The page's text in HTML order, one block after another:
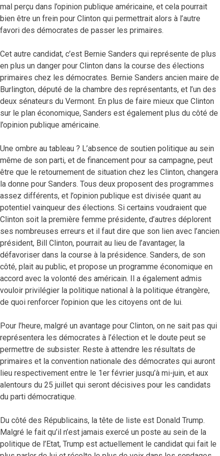
mal perçu dans l’opinion publique américaine, et cela pourrait
bien être un frein pour Clinton qui permettrait alors à l’autre
favori des démocrates de passer les primaires.
Cet autre candidat, c’est Bernie Sanders qui représente de plus
en plus un danger pour Clinton dans la course des élections
primaires chez les démocrates. Bernie Sanders ancien maire de
Burlington, député de la chambre des représentants, et l’un des
deux sénateurs du Vermont. En plus de faire mieux que Clinton
sur le plan économique, Sanders est également plus du côté de
l’opinion publique américaine.
Une ombre au tableau ? L’absence de soutien politique au sein
même de son parti, et de financement pour sa campagne, peut
être que le retournement de situation chez les Clinton, changera
la donne pour Sanders. Tous deux proposent des programmes
assez différents, et l’opinion publique est divisée quant au
potentiel vainqueur des élections. Si certains voudraient que
Clinton soit la première femme présidente, d’autres déplorent
ses nombreuses erreurs et il faut dire que son lien avec l’ancien
président, Bill Clinton, pourrait au lieu de l’avantager, la
défavoriser dans la course à la présidence. Sanders, de son
côté, plait au public, et propose un programme économique en
accord avec la volonté des américain. Il a également admis
vouloir privilégier la politique national à la politique étrangère,
de quoi renforcer l’opinion que les citoyens ont de lui.
Pour l’heure, malgré un avantage pour Clinton, on ne sait pas qui
représentera les démocrates à l’élection et le doute peut se
permettre de subsister. Reste à attendre les résultats de
primaires et la convention nationale des démocrates qui auront
lieu respectivement entre le 1er février jusqu’à mi-juin, et aux
alentours du 25 juillet qui seront décisives pour les candidats
du parti démocratique.
Du côté des Républicains, la tête de liste est Donald Trump.
Malgré le fait qu’il n’est jamais exercé un poste au sein de la
politique de l’Etat, Trump est actuellement le candidat qui fait le